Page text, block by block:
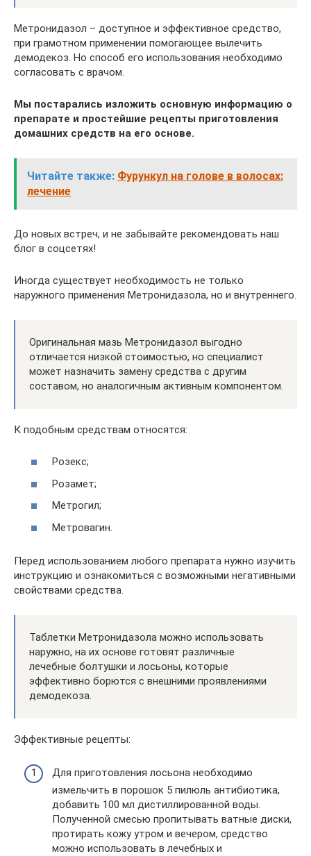
Метронидазол – доступное и эффективное средство,
при грамотном применении помогающее вылечить
демодекоз. Но способ его использования необходимо
согласовать с врачом.
Мы постарались изложить основную информацию о
препарате и простейшие рецепты приготовления
домашних средств на его основе.
Читайте также: Фурункул на голове в волосах:
лечение
До новых встреч, и не забывайте рекомендовать наш
блог в соцсетях!
Иногда существует необходимость не только
наружного применения Метронидазола, но и внутреннего.
Оригинальная мазь Метронидазол выгодно
отличается низкой стоимостью, но специалист
может назначить замену средства с другим
составом, но аналогичным активным компонентом.
К подобным средствам относятся:
Розекс;
Розамет;
Метрогил;
Метровагин.
Перед использованием любого препарата нужно изучить
инструкцию и ознакомиться с возможными негативными
свойствами средства.
Таблетки Метронидазола можно использовать
наружно, на их основе готовят различные
лечебные болтушки и лосьоны, которые
эффективно борются с внешними проявлениями
демодекоза.
Эффективные рецепты:
Для приготовления лосьона необходимо
измельчить в порошок 5 пилюль антибиотика,
добавить 100 мл дистиллированной воды.
Полученной смесью пропитывать ватные диски,
протирать кожу утром и вечером, средство
можно использовать в лечебных и